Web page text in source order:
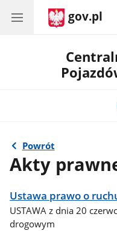
gov.pl
Powrót
Akty
Ustawa prawo o
USTAWA z dnia 20
drogowym